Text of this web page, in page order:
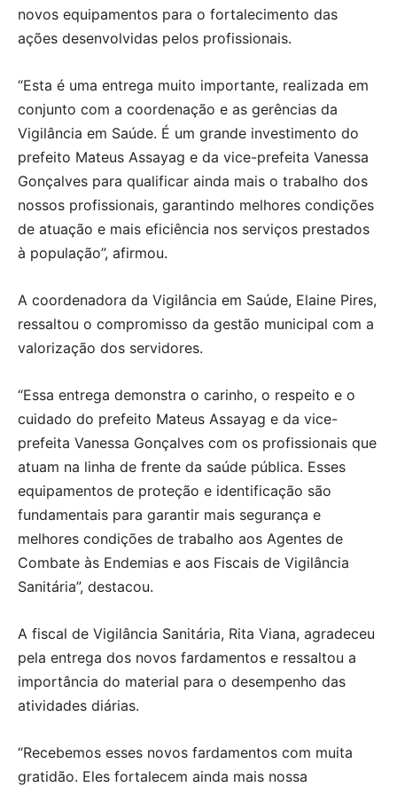
novos equipamentos para o fortalecimento das
ações desenvolvidas pelos profissionais.
“Esta é uma entrega muito importante, realizada em
conjunto com a coordenação e as gerências da
Vigilância em Saúde. É um grande investimento do
prefeito Mateus Assayag e da vice-prefeita Vanessa
Gonçalves para qualificar ainda mais o trabalho dos
nossos profissionais, garantindo melhores condições
de atuação e mais eficiência nos serviços prestados
à população”, afirmou.
A coordenadora da Vigilância em Saúde, Elaine Pires,
ressaltou o compromisso da gestão municipal com a
valorização dos servidores.
“Essa entrega demonstra o carinho, o respeito e o
cuidado do prefeito Mateus Assayag e da vice-
prefeita Vanessa Gonçalves com os profissionais que
atuam na linha de frente da saúde pública. Esses
equipamentos de proteção e identificação são
fundamentais para garantir mais segurança e
melhores condições de trabalho aos Agentes de
Combate às Endemias e aos Fiscais de Vigilância
Sanitária”, destacou.
A fiscal de Vigilância Sanitária, Rita Viana, agradeceu
pela entrega dos novos fardamentos e ressaltou a
importância do material para o desempenho das
atividades diárias.
“Recebemos esses novos fardamentos com muita
gratidão. Eles fortalecem ainda mais nossa